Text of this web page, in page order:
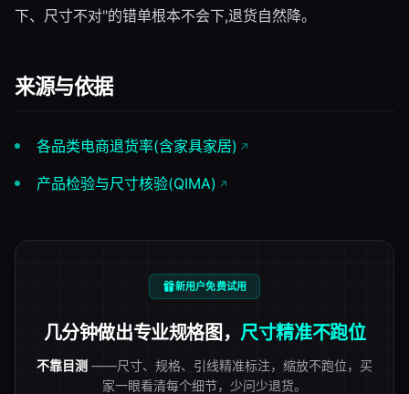
下、尺寸不对"的错单根本不会下,退货自然降。
来源与依据
各品类电商退货率(含家具家居)
产品检验与尺寸核验(QIMA)
新用户免费试用
几分钟做出专业规格图，尺寸精准不跑位
不靠目测 ——尺寸、规格、引线精准标注，缩放不跑位，买
家一眼看清每个细节，少问少退货。